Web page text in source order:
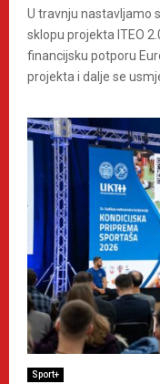
U travnju nastavljamo
sklopu projekta ITEO
financijsku potporu
projekta i dalje se
Sport+